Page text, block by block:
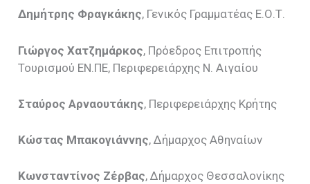
Δημήτρης Φραγκάκης, Γενικός Γραμματέας Ε.Ο.Τ.
Γιώργος Χατζημάρκος, Πρόεδρος Επιτροπής
Τουρισμού ΕΝ.ΠΕ, Περιφερειάρχης Ν. Αιγαίου
Σταύρος Αρναουτάκης, Περιφερειάρχης Κρήτης
Κώστας Μπακογιάννης, Δήμαρχος Αθηναίων
Κωνσταντίνος Ζέρβας, Δήμαρχος Θεσσαλονίκης